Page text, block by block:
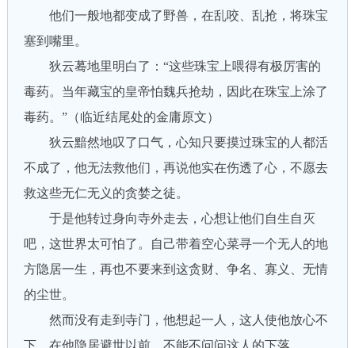
他们一般地都变成了野兽，在乱咬、乱抢，将珠宝
塞到嘴里。
狄云蓦地里明白了：“这些珠宝上喂得有极厉害的
毒药。当年藏宝的皇帝怕魏兵抢劫，因此在珠宝上涂了
毒药。”（临近结尾处的金庸原文）
狄云黯然地叹了口气，心知只要摸过珠宝的人都活
不成了，他无法救他们，再说他实在伤透了心，不愿去
救这些无仁无义的贪婪之徒。
于是他转过身向寺外走去，心想让他们自生自灭
吧，这世界太可怕了。自己带着空心菜寻一个无人的地
方隐居一生，再也不要来到这贪财、争名、寡义、无情
的尘世。
然而没有走到寺门，他想起一人，这人使他放心不
下，在他隐居避世以前，不能不问问这人的下落。